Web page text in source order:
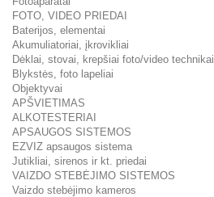
FOTO, VIDEO PRIEDAI
Baterijos, elementai
Akumuliatoriai, įkrovikliai
Dėklai, stovai, krepšiai foto/video technikai
Blykstės, foto lapeliai
Objektyvai
APŠVIETIMAS
ALKOTESTERIAI
APSAUGOS SISTEMOS
EZVIZ apsaugos sistema
Jutikliai, sirenos ir kt. priedai
VAIZDO STEBĖJIMO SISTEMOS
Vaizdo stebėjimo kameros